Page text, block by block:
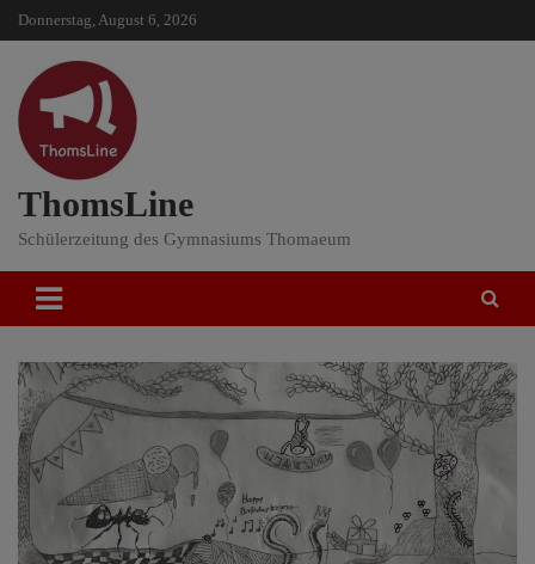
SkipDonnerstag, August 6, 2026
ThomsLine
Schülerzeitung des Gymnasiums Thomaeum